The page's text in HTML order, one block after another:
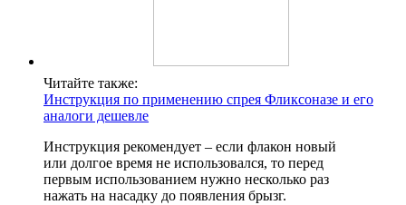
Читайте также:
Инструкция по применению спрея Фликсоназе и его
аналоги дешевле
Инструкция рекомендует – если флакон новый
или долгое время не использовался, то перед
первым использованием нужно несколько раз
нажать на насадку до появления брызг.